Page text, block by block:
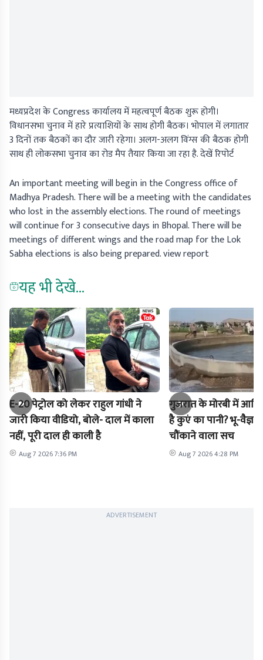
मध्यप्रदेश के Congress कार्यालय में महत्वपूर्ण बैठक शुरू होगी।
विधानसभा चुनाव में हारे प्रत्याशियों के साथ होगी बैठक। भोपाल में लगातार
3 दिनों तक बैठकों का दौर जारी रहेगा। अलग-अलग विंग्स की बैठक होगी
साथ ही लोकसभा चुनाव का रोड मैप तैयार किया जा रहा है. देखें रिपोर्ट
An important meeting will begin in the Congress office of
Madhya Pradesh. There will be a meeting with the candidates
who lost in the assembly elections. The round of meetings
will continue for 3 consecutive days in Bhopal. There will be
meetings of different wings and the road map for the Lok
Sabha elections is also being prepared. view report
यह भी देखे...
E-20 पेट्रोल को लेकर राहुल गांधी ने
जारी किया वीडियो, बोले- दाल में काला
नहीं, पूरी दाल ही काली है
Aug 7 2026 7:36 PM
गुजरात के मोरबी में
है कुएं का पानी? भू-
चौंकाने वाला सच
Aug 7 2026 4:28 PM
ADVERTISEMENT